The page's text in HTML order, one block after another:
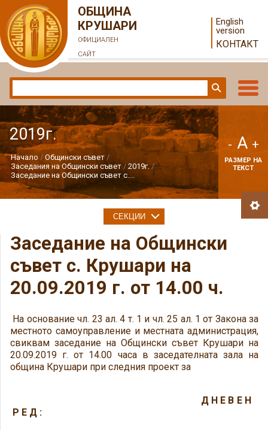
ОБЩИНА
КРУШАРИ
ОФИЦИАЛЕН
САЙТ
English
version
КОНТАКТ
2019г.
Начало
Общински съвет
Заседания на Общински съвет
2019г.
Заседание на Общински съвет с....
- A +
РАЗМЕР НА
ТЕКСТ
Заседание на Общински
съвет с. Крушари на
20.09.2019 г. от 14.00 ч.
На основание чл. 23 ал. 4 т. 1 и чл. 25 ал. 1 от Закона за
местното самоуправление и местната администрация,
свиквам заседание на Общински съвет Крушари на
20.09.2019 г. от 14.00 часа в заседателната зала на
община Крушари при следния проект за
Д Н Е В Е Н
Р Е Д :
СЕКЦИИ